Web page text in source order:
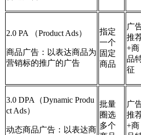
2.0 PA （Product Ads）
商品广告：以表达商品为
营销标的推广的广告
指定
一个
固定
商品
广
推
+商
品
征
3.0 DPA（Dynamic Produ
ct Ads）
动态商品广告：以表达商
批量
圈选
多个
广
推
+商